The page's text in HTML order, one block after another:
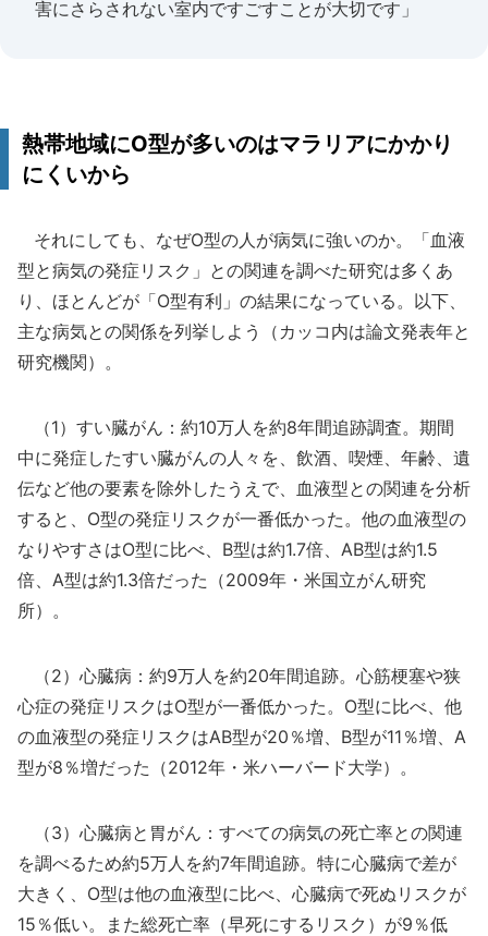
害にさらされない室内ですごすことが大切です」
熱帯地域にO型が多いのはマラリアにかかり
にくいから
それにしても、なぜO型の人が病気に強いのか。「血液
型と病気の発症リスク」との関連を調べた研究は多くあ
り、ほとんどが「O型有利」の結果になっている。以下、
主な病気との関係を列挙しよう（カッコ内は論文発表年と
研究機関）。
（1）すい臓がん：約10万人を約8年間追跡調査。期間
中に発症したすい臓がんの人々を、飲酒、喫煙、年齢、遺
伝など他の要素を除外したうえで、血液型との関連を分析
すると、O型の発症リスクが一番低かった。他の血液型の
なりやすさはO型に比べ、B型は約1.7倍、AB型は約1.5
倍、A型は約1.3倍だった（2009年・米国立がん研究
所）。
（2）心臓病：約9万人を約20年間追跡。心筋梗塞や狭
心症の発症リスクはO型が一番低かった。O型に比べ、他
の血液型の発症リスクはAB型が20％増、B型が11％増、A
型が8％増だった（2012年・米ハーバード大学）。
（3）心臓病と胃がん：すべての病気の死亡率との関連
を調べるため約5万人を約7年間追跡。特に心臓病で差が
大きく、O型は他の血液型に比べ、心臓病で死ぬリスクが
15％低い。また総死亡率（早死にするリスク）が9％低